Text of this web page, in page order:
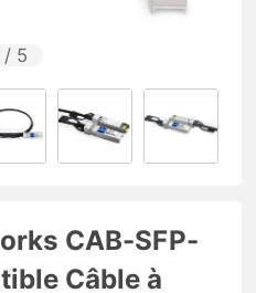
/ 5
CAB-SFP-
Câble à